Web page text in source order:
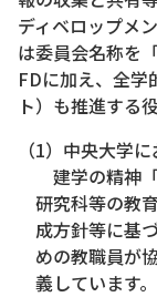
ディベロップメ
は委員会名称を
FDに加え、全学
ト）も推進する
（1）中央大学
建学の精神
研究科等の教
成方針等に基
めの教職員が
義しています。